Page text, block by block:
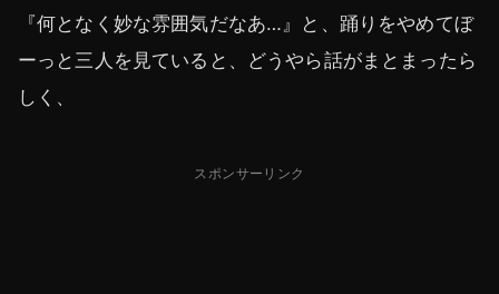
『何となく妙な雰囲気だなあ…』と、踊りをやめてぼ
ーっと三人を見ていると、どうやら話がまとまったら
しく、
スポンサーリンク